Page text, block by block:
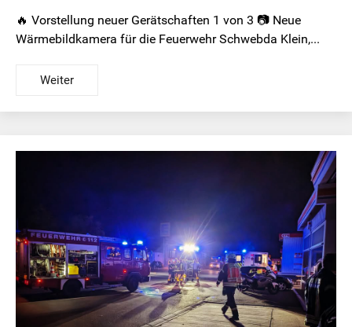
🔥 Vorstellung neuer Gerätschaften 1 von 3 📷 Neue
Wärmebildkamera für die Feuerwehr Schwebda Klein,...
Weiter